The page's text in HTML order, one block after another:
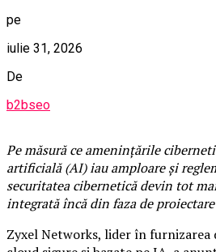
pe
iulie 31, 2026
De
b2bseo
Pe măsură ce amenințările
artificială (AI) iau amploare și
securitatea cibernetică devin tot
integrată încă din faza de
Zyxel Networks, lider în furnizarea